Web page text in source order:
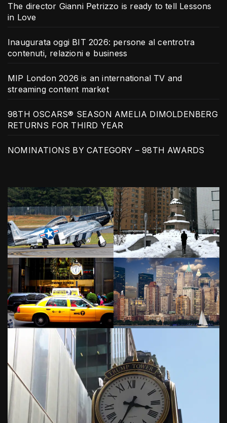
The director Gianni Petrizzo is ready to tell Lessons
in Love
Inaugurata oggi BIT 2026: persone al centrotra
contenuti, relazioni e business
MIP London 2026 is an international TV and
streaming content market
98TH OSCARS® SEASON AMELIA DIMOLDENBERG
RETURNS FOR THIRD YEAR
NOMINATIONS BY CATEGORY – 98TH AWARDS